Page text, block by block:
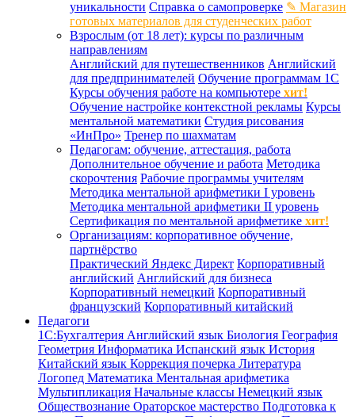
уникальности Справка о самопроверке ✎ Магазин
готовых материалов для студенческих работ
Взрослым (от 18 лет): курсы по различным
направлениям
Английский для путешественников Английский
для предпринимателей Обучение программам 1С
Курсы обучения работе на компьютере хит!
Обучение настройке контекстной рекламы Курсы
ментальной математики Студия рисования
«ИнПро» Тренер по шахматам
Педагогам: обучение, аттестация, работа
Дополнительное обучение и работа Методика
скорочтения Рабочие программы учителям
Методика ментальной арифметики I уровень
Методика ментальной арифметики II уровень
Сертификация по ментальной арифметике хит!
Организациям: корпоративное обучение,
партнёрство
Практический Яндекс Директ Корпоративный
английский Английский для бизнеса
Корпоративный немецкий Корпоративный
французский Корпоративный китайский
Педагоги
1С:Бухгалтерия Английский язык Биология География
Геометрия Информатика Испанский язык История
Китайский язык Коррекция почерка Литература
Логопед Математика Ментальная арифметика
Мультипликация Начальные классы Немецкий язык
Обществознание Ораторское мастерство Подготовка к